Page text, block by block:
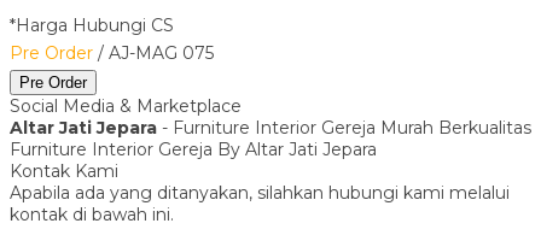
*Harga Hubungi CS
Pre Order / AJ-MAG 075
Pre Order
Social Media & Marketplace
Altar Jati Jepara - Furniture Interior Gereja Murah Berkualitas
Furniture Interior Gereja By Altar Jati Jepara
Kontak Kami
Apabila ada yang ditanyakan, silahkan hubungi kami melalui
kontak di bawah ini.